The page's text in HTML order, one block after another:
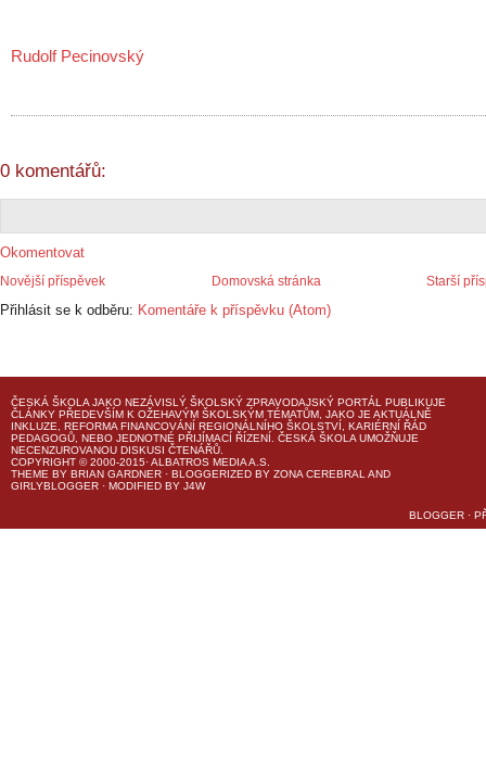
Rudolf Pecinovský
0 komentářů:
Okomentovat
Novější příspěvek Starší
Domovská stránka
Přihlásit se k odběru: Komentáře k příspěvku (Atom)
ČESKÁ ŠKOLA JAKO NEZÁVISLÝ ŠKOLSKÝ ZPRAVODAJSKÝ PORTÁL PUBLIKUJE
ČLÁNKY PŘEDEVŠÍM K OŽEHAVÝM ŠKOLSKÝM TÉMATŮM, JAKO JE AKTUÁLNĚ
INKLUZE, REFORMA FINANCOVÁNÍ REGIONÁLNÍHO ŠKOLSTVÍ, KARIÉRNÍ ŘÁD
PEDAGOGŮ, NEBO JEDNOTNÉ PŘIJÍMACÍ ŘÍZENÍ. ČESKÁ ŠKOLA UMOŽŇUJE
NECENZUROVANOU DISKUSI ČTENÁŘŮ.
COPYRIGHT © 2000-2015· ALBATROS MEDIA A.S.
THEME BY BRIAN GARDNER · BLOGGERIZED BY ZONA CEREBRAL AND
GIRLYBLOGGER · MODIFIED BY J4W
BLOGGER ·